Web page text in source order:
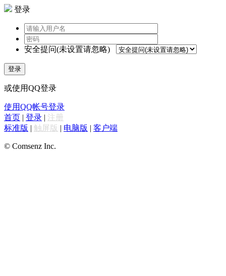
登录
安全提问(未设置请忽略)
登录
或使用QQ登录
使用QQ帐号登录
首页 | 登录 | 注册
标准版 | 触屏版 | 电脑版 | 客户端
© Comsenz Inc.